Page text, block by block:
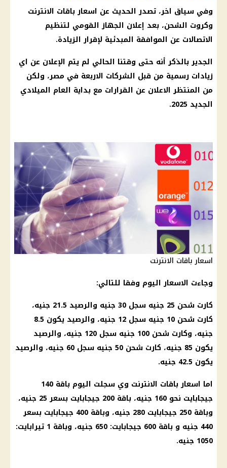
وفي سياق اخر، تصدر الحديث عن اسعار باقات الانترنت
وكروت الشحن، بعد إعلان الجهاز القومي لتنظيم
الاتصالات عن الموافقة المبدئية لإقرار الزيادة.
الجدير بالذكر أنه حتى وقتنا الحالي لم يتم الإعلان عن اي
زيادات رسمية من قبل الشركات الاربعة في مصر، ولكن
من المنتظر الاعلان عن القرارات مع بداية العام الميلادي
الجديد
اسعار باقات الانترنت
وجاءت الاسعاراليوم وفقا للتالي:
كارت شحن 25 جنيه سجل 30 جنيه والرصيد 21.5 جنيه،
كارت شحن 10 جنيه سجل 12 جنيه، والرصيد يكون 8.5
جنيه، وكارت شحن 100 جنيه سجل 120 جنيه، والرصيد
يكون 85 جنيه، كارت شحن 50 جنيه سجل 60 جنيه، والرصيد
يكون 42.5 جنيه.
اما اسعار باقات الانترنت وي سجلت اليوم باقة 140
جيجابايت نحو 160 جنيه، باقة 200 جيجابايت
بسعر 25 جنيه،
وباقة 250
جيجابايت جيجابايت بسعر
440 جنيه و باقة 600
جيجابايت
: 650 جنيه، وباقة 1 تيرابايت:
1050 جنيه.